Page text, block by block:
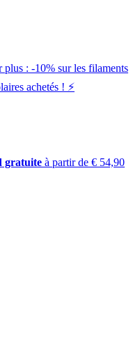
plus : -10% sur les filaments
achetés ! ⚡️
gratuite à partir de € 54,90